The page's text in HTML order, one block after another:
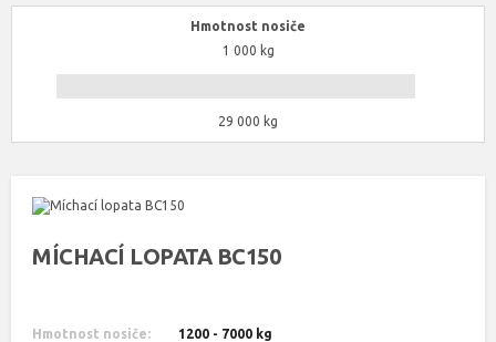
Hmotnost nosiče
1 000 kg
29 000 kg
MÍCHACÍ LOPATA BC150
Hmotnost nosiče: 1200 - 7000 kg